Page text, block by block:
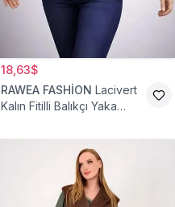
18,63$
RAWEA FASHİON Lacivert
Kalın Fitilli Balıkçı Yaka